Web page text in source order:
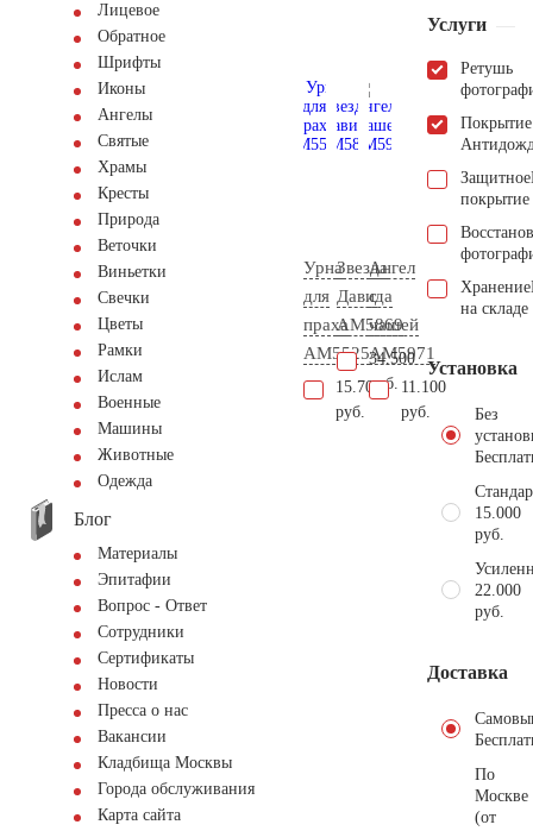
Лицевое
Обратное
Шрифты
Иконы
Ангелы
Святые
Храмы
Кресты
Природа
Веточки
Виньетки
Свечки
Цветы
Рамки
Ислам
Военные
Машины
Животные
Одежда
Блог
Материалы
Эпитафии
Вопрос - Ответ
Сотрудники
Сертификаты
Новости
Пресса о нас
Вакансии
Кладбища Москвы
Города обслуживания
Карта сайта
Урна
для
праха
AM5525
15.700
руб.
Звезда
Давида
AM5869
34.500
руб.
Ангел
с
чашей
AM5971
11.100
руб.
Услуги
Ретушь
Покрытие
Защитное
покрытие
Хранение
на складе
Установка
Без
15.000
руб.
22.000
руб.
Доставка
По
Москве
(от